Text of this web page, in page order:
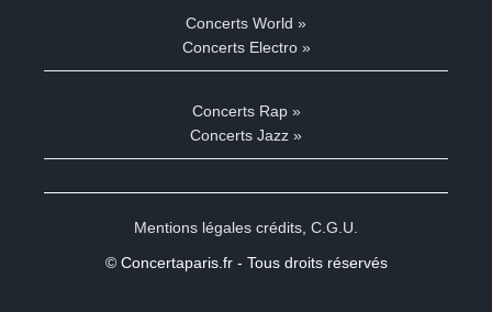
Concerts World »
Concerts Electro »
Concerts Rap »
Concerts Jazz »
Mentions légales crédits, C.G.U.
© Concertaparis.fr - Tous droits réservés